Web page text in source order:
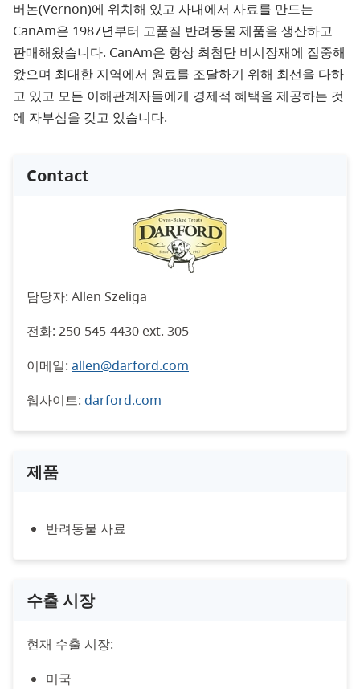
버논(Vernon)에 위치해 있고 사내에서 사료를 만드는
CanAm은 1987년부터 고품질 반려동물 제품을 생산하고
판매해왔습니다. CanAm은 항상 최첨단 비시장재에 집중해
왔으며 최대한 지역에서 원료를 조달하기 위해 최선을 다하
고 있고 모든 이해관계자들에게 경제적 혜택을 제공하는 것
에 자부심을 갖고 있습니다.
Contact
담당자: Allen Szeliga
전화: 250-545-4430 ext. 305
이메일: allen@darford.com
웹사이트: darford.com
제품
반려동물 사료
수출 시장
현재 수출 시장:
미국